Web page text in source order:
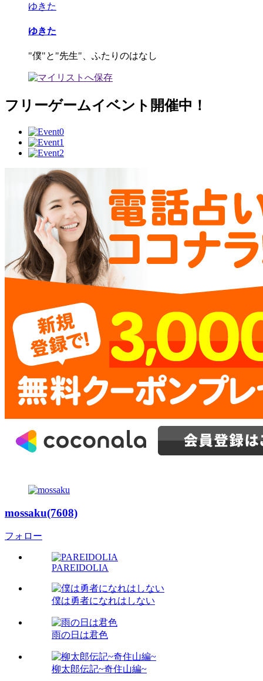
ゆきた
ゆきた
"僕"と"先生"、ふたりのはなし
フリーゲームイベント開催中！
mossaku(7608)
フォロー
PAREIDOLIA
僕は勇者になれはしない
雨の日は君色
柳太郎伝記~奇住山編~